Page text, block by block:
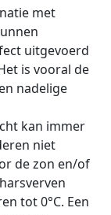
met
uitgevoerd
is vooral de
nadelige
kan immer
niet
de zon en/of
tot 0°C. Een